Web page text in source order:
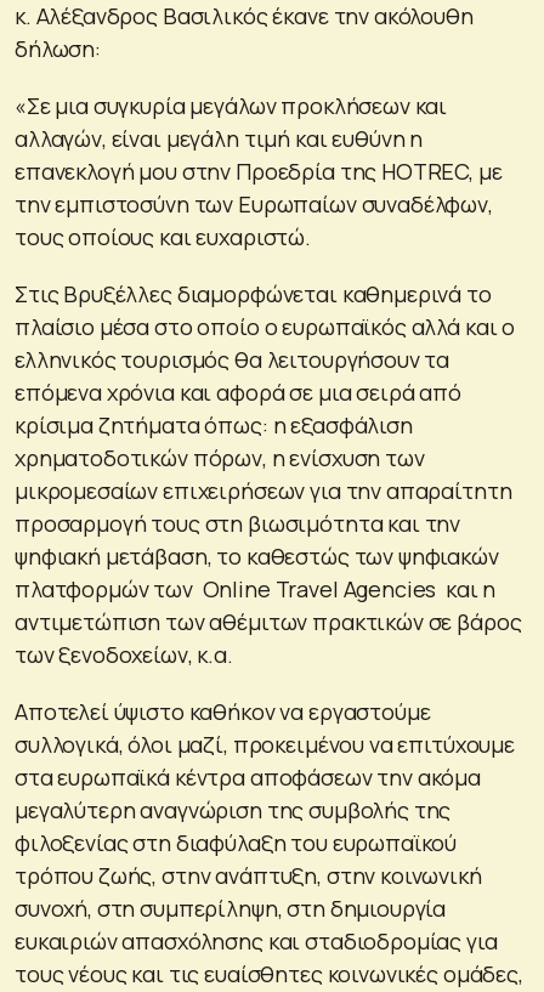
κ. Αλέξανδρος Βασιλικός έκανε την ακόλουθη
δήλωση:
«Σε μια συγκυρία μεγάλων προκλήσεων και
αλλαγών, είναι μεγάλη τιμή και ευθύνη η
επανεκλογή μου στην Προεδρία της HOTREC, με
την εμπιστοσύνη των Ευρωπαίων συναδέλφων,
τους οποίους και ευχαριστώ.
Στις Βρυξέλλες διαμορφώνεται καθημερινά το
πλαίσιο μέσα στο οποίο ο ευρωπαϊκός αλλά και ο
ελληνικός τουρισμός θα λειτουργήσουν τα
επόμενα χρόνια και αφορά σε μια σειρά από
κρίσιμα ζητήματα όπως: η εξασφάλιση
χρηματοδοτικών πόρων, η ενίσχυση των
μικρομεσαίων επιχειρήσεων για την απαραίτητη
προσαρμογή τους στη βιωσιμότητα και την
ψηφιακή μετάβαση, το καθεστώς των ψηφιακών
πλατφορμών των Online Travel Agencies και η
αντιμετώπιση των αθέμιτων πρακτικών σε βάρος
των ξενοδοχείων, κ.α.
Αποτελεί ύψιστο καθήκον να εργαστούμε
συλλογικά, όλοι μαζί, προκειμένου να επιτύχουμε
στα ευρωπαϊκά κέντρα αποφάσεων την ακόμα
μεγαλύτερη αναγνώριση της συμβολής της
φιλοξενίας στη διαφύλαξη του ευρωπαϊκού
τρόπου ζωής, στην ανάπτυξη, στην κοινωνική
συνοχή, στη συμπερίληψη, στη δημιουργία
ευκαιριών απασχόλησης και σταδιοδρομίας για
τους νέους και τις ευαίσθητες κοινωνικές ομάδες,